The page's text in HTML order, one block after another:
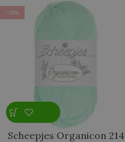
-10%
Scheepjes Organicon 214